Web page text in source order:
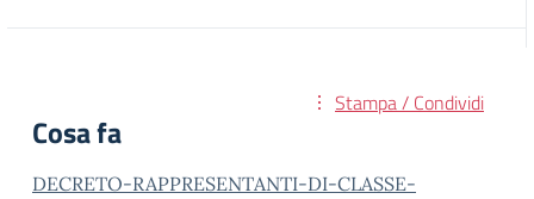
Stampa / Condividi
Cosa fa
DECRETO-RAPPRESENTANTI-DI-CLASSE-